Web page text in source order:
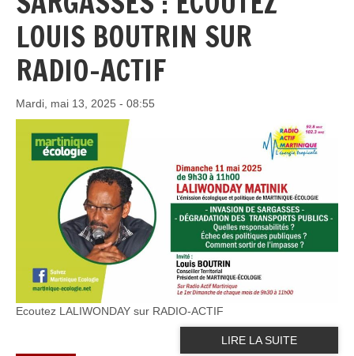
LOUIS BOUTRIN SUR
RADIO-ACTIF
Mardi, mai 13, 2025 - 08:55
Ecoutez LALIWONDAY sur RADIO-ACTIF
LIRE LA SUITE